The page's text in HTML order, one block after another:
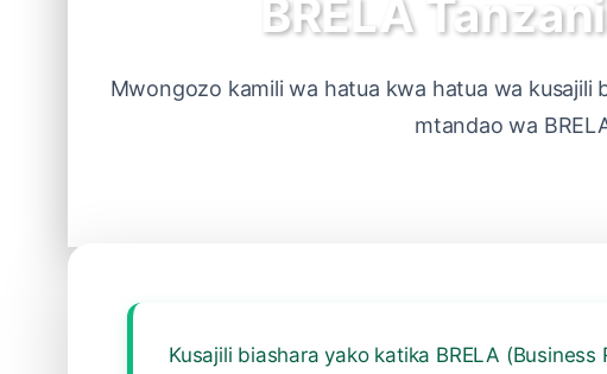
BRELA
Mwongozo kamili wa hatua kwa hatua wa kusajili
mtandao wa
Kusajili biashara yako katika BRELA